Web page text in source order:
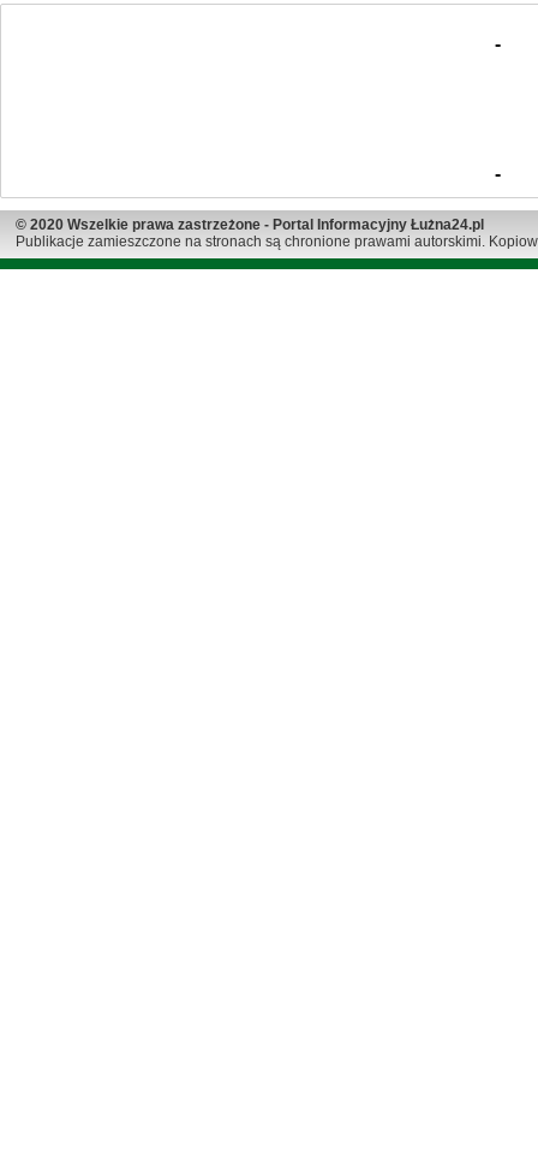
-
-
© 2020 Wszelkie prawa zastrzeżone - Portal Informacyjny Łużna24.pl
Publikacje zamieszczone na stronach są chronione prawami autorskimi.